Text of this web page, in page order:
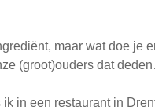
maar wat doe je
(groot)ouders dat
in een restaurant in